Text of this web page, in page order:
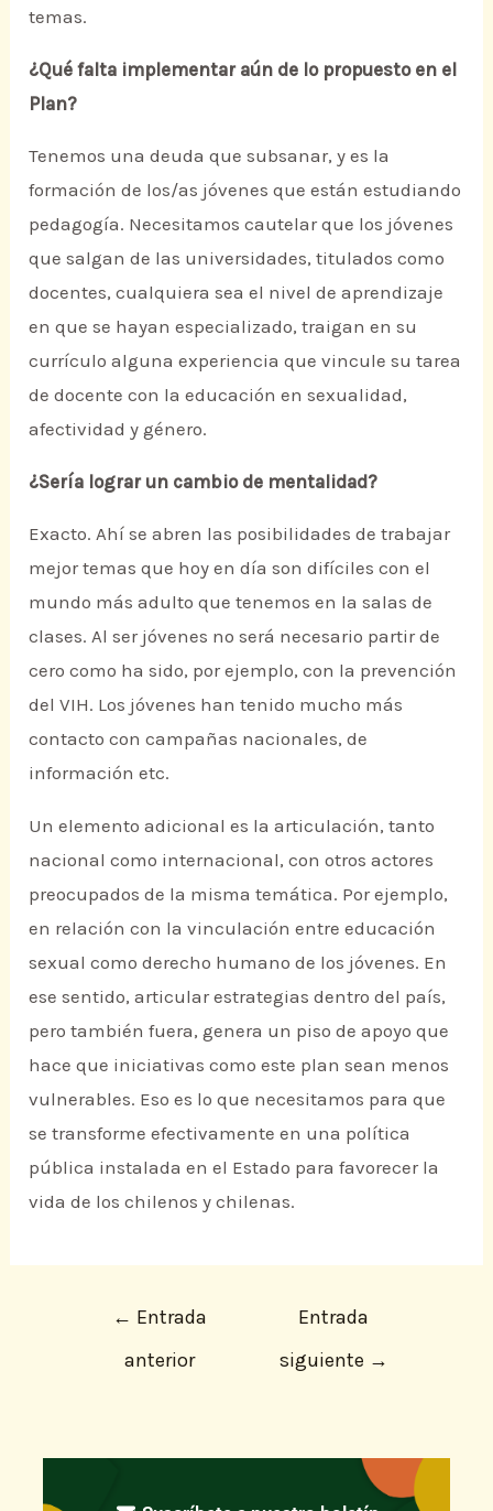
temas.
¿Qué falta implementar aún de lo propuesto en el
Plan?
Tenemos una deuda que subsanar, y es la
formación de los/as jóvenes que están estudiando
pedagogía. Necesitamos cautelar que los jóvenes
que salgan de las universidades, titulados como
docentes, cualquiera sea el nivel de aprendizaje
en que se hayan especializado, traigan en su
currículo alguna experiencia que vincule su tarea
de docente con la educación en sexualidad,
afectividad y género.
¿Sería lograr un cambio de mentalidad?
Exacto. Ahí se abren las posibilidades de trabajar
mejor temas que hoy en día son difíciles con el
mundo más adulto que tenemos en la salas de
clases. Al ser jóvenes no será necesario partir de
cero como ha sido, por ejemplo, con la prevención
del VIH. Los jóvenes han tenido mucho más
contacto con campañas nacionales, de
información etc.
Un elemento adicional es la articulación, tanto
nacional como internacional, con otros actores
preocupados de la misma temática. Por ejemplo,
en relación con la vinculación entre educación
sexual como derecho humano de los jóvenes. En
ese sentido, articular estrategias dentro del país,
pero también fuera, genera un piso de apoyo que
hace que iniciativas como este plan sean menos
vulnerables. Eso es lo que necesitamos para que
se transforme efectivamente en una política
pública instalada en el Estado para favorecer la
vida de los chilenos y chilenas.
← Entrada
anterior
Entrada
siguiente →